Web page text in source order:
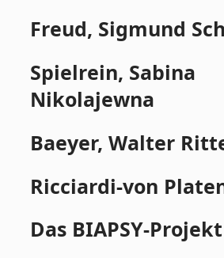
Freud, Sigmund
Spielrein, Sabina
Nikolajewna
Baeyer, Walter
Ricciardi-von
Das BIAPSY-Projekt